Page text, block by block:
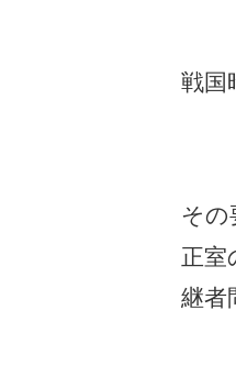
戦国
その
正室
継者